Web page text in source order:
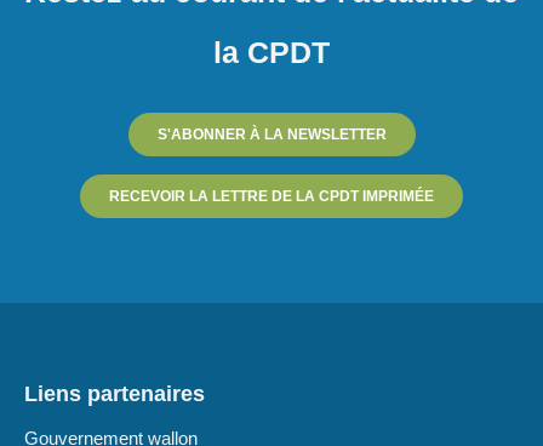
la CPDT
S'ABONNER À LA NEWSLETTER
RECEVOIR LA LETTRE DE LA CPDT IMPRIMÉE
Liens partenaires
Gouvernement wallon